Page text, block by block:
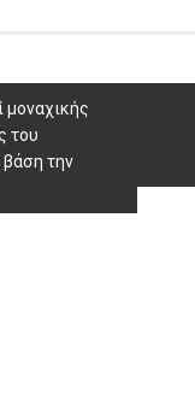
μοναχικής
του
βάση την